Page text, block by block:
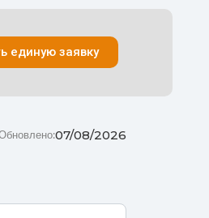
единую заявку
07/08/2026